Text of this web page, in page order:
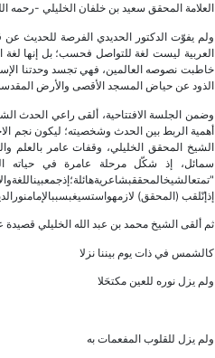
العلامة المحقق سعيد بن خلفان الخليلي -رحمه
ولم يفوّت الدكتور الحديدي الفرصة للحديث عن
العربية ليست لغة للتواصل فحسب؛ بل إنها لغة
خاطبت نصوصه العالمين، فهي تجسد وحدتنا
الذود عن حياض المسجد الأقصى والأرض
وضمن الجلسة الافتتاحية، ألقى راعي الحدث
أهمية الربط بين الحدث وشخصيته؛ ليكون نجم
الشيخ المحقق الخليلي، وقفات عامر بالعلم
سمائل، إذ شكّل مرحلة عامرة في حياته
إذإنّلقب (المحقق)
ثم ألقى الشيخ محمد بن عبد الله الخليلي
كالشمس في ذات يوم بيننا نزلا
ولم يزل نوره للعين مكتحَلا
ولم يزل للقلوب المفعمات به